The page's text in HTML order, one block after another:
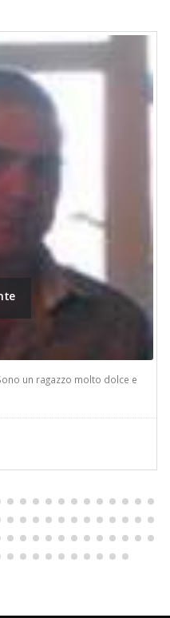
un ragazzo molto dolce e